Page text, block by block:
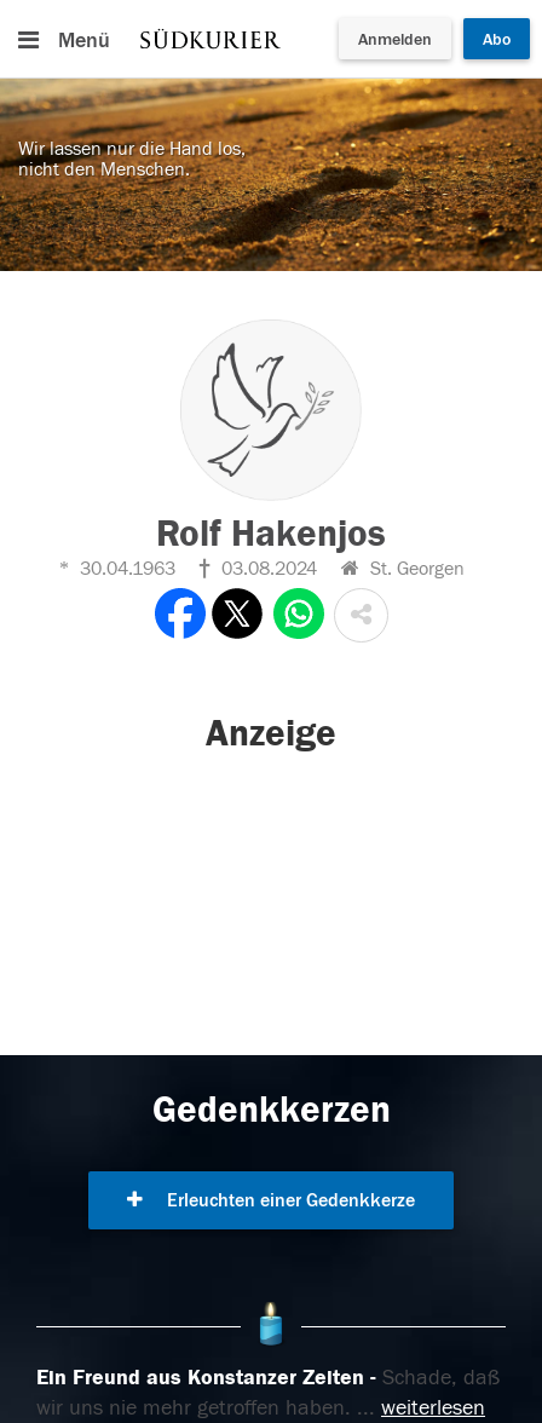
Menü Anmelden Abo
Wir lassen nur die Hand los,
nicht den Menschen.
Rolf Hakenjos
30.04.1963 03.08.2024 St. Georgen
Anzeige
Gedenkkerzen
Erleuchten einer Gedenkkerze
Ein Freund aus Konstanzer Zeiten
Schade, daß
wir uns nie mehr getroffen haben. ... weiterlesen